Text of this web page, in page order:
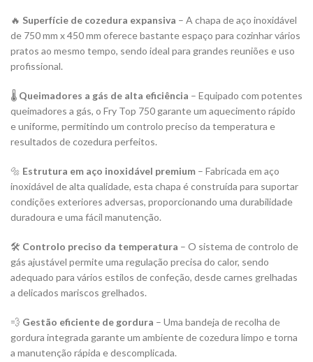
🔥 Superfície de cozedura expansiva – A chapa de aço inoxidável
de 750 mm x 450 mm oferece bastante espaço para cozinhar vários
pratos ao mesmo tempo, sendo ideal para grandes reuniões e uso
profissional.
🌡 Queimadores a gás de alta eficiência – Equipado com potentes
queimadores a gás, o Fry Top 750 garante um aquecimento rápido
e uniforme, permitindo um controlo preciso da temperatura e
resultados de cozedura perfeitos.
🔩 Estrutura em aço inoxidável premium – Fabricada em aço
inoxidável de alta qualidade, esta chapa é construída para suportar
condições exteriores adversas, proporcionando uma durabilidade
duradoura e uma fácil manutenção.
🛠 Controlo preciso da temperatura – O sistema de controlo de
gás ajustável permite uma regulação precisa do calor, sendo
adequado para vários estilos de confeção, desde carnes grelhadas
a delicados mariscos grelhados.
💨 Gestão eficiente de gordura – Uma bandeja de recolha de
gordura integrada garante um ambiente de cozedura limpo e torna
a manutenção rápida e descomplicada.